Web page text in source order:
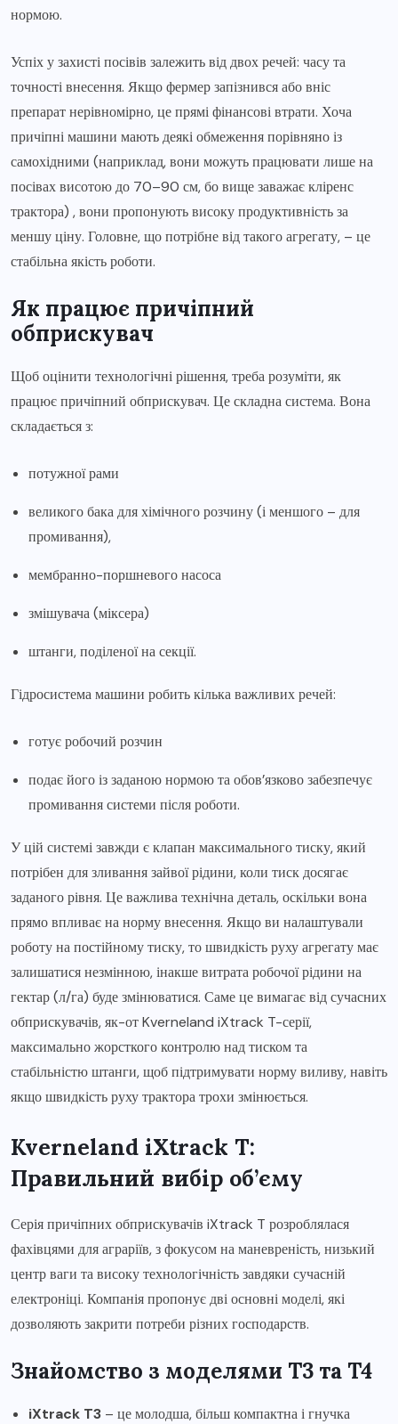
нормою.
Успіх у захисті посівів залежить від двох речей: часу та
точності внесення. Якщо фермер запізнився або вніс
препарат нерівномірно, це прямі фінансові втрати. Хоча
причіпні машини мають деякі обмеження порівняно із
самохідними (наприклад, вони можуть працювати лише на
посівах висотою до 70–90 см, бо вище заважає кліренс
трактора) , вони пропонують високу продуктивність за
меншу ціну. Головне, що потрібне від такого агрегату, – це
стабільна якість роботи.
Як працює причіпний
обприскувач
Щоб оцінити технологічні рішення, треба розуміти, як
працює причіпний обприскувач. Це складна система. Вона
складається з:
потужної рами
великого бака для хімічного розчину (і меншого – для
промивання),
мембранно-поршневого насоса
змішувача (міксера)
штанги, поділеної на секції.
Гідросистема машини робить кілька важливих речей:
готує робочий розчин
подає його із заданою нормою та обов’язково забезпечує
промивання системи після роботи.
У цій системі завжди є клапан максимального тиску, який
потрібен для зливання зайвої рідини, коли тиск досягає
заданого рівня. Це важлива технічна деталь, оскільки вона
прямо впливає на норму внесення. Якщо ви налаштували
роботу на постійному тиску, то швидкість руху агрегату має
залишатися незмінною, інакше витрата робочої рідини на
гектар (л/га) буде змінюватися. Саме це вимагає від сучасних
обприскувачів, як-от Kverneland iXtrack T-серії,
максимально жорсткого контролю над тиском та
стабільністю штанги, щоб підтримувати норму виливу, навіть
якщо швидкість руху трактора трохи змінюється.
Kverneland iXtrack T:
Правильний вибір об’єму
Серія причіпних обприскувачів iXtrack T розроблялася
фахівцями для аграріїв, з фокусом на маневреність, низький
центр ваги та високу технологічність завдяки сучасній
електроніці. Компанія пропонує дві основні моделі, які
дозволяють закрити потреби різних господарств.
Знайомство з моделями T3 та T4
iXtrack T3 – це молодша, більш компактна і гнучка